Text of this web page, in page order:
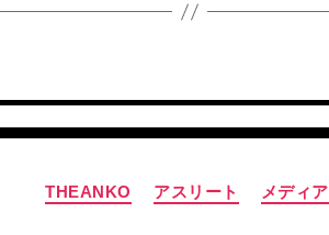
カ
テ
THEANKO アスリート メディア